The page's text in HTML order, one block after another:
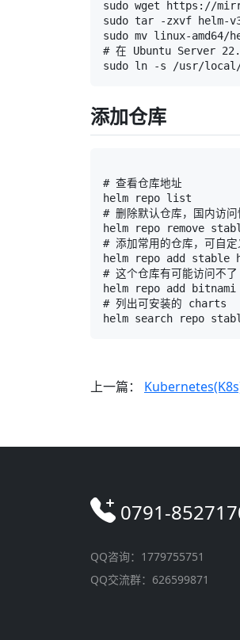
sudo wget https://
sudo tar -zxvf helm-
sudo mv linux-
# 在 Ubuntu Server
sudo ln -s /usr/
添加仓库
# 查看仓库地址
helm repo list
# 删除默认仓库，国内访问
helm repo remove
# 添加常用的仓库，可自定
helm repo add
# 这个仓库有可能访问不了
helm repo add
# 列出可安装的 charts
helm search repo
上一篇：
0791-
QQ咨询：1779755751
QQ交流群：626599871